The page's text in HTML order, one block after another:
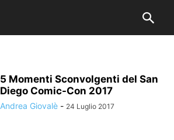
5 Momenti Sconvolgenti del San
Diego Comic-Con 2017
Andrea Giovalè - 24 Luglio 2017